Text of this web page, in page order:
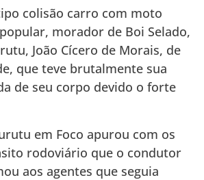
colisão carro com moto
morador de Boi Selado,
João Cícero de Morais, de
que teve brutalmente sua
de seu corpo devido o forte
em Foco apurou com os
rodoviário que o condutor
aos agentes que seguia